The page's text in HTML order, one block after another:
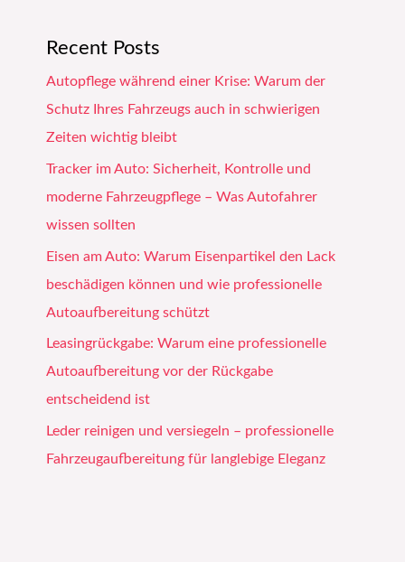
Recent Posts
Autopflege während einer Krise: Warum der
Schutz Ihres Fahrzeugs auch in schwierigen
Zeiten wichtig bleibt
Tracker im Auto: Sicherheit, Kontrolle und
moderne Fahrzeugpflege – Was Autofahrer
wissen sollten
Eisen am Auto: Warum Eisenpartikel den Lack
beschädigen können und wie professionelle
Autoaufbereitung schützt
Leasingrückgabe: Warum eine professionelle
Autoaufbereitung vor der Rückgabe
entscheidend ist
Leder reinigen und versiegeln – professionelle
Fahrzeugaufbereitung für langlebige Eleganz